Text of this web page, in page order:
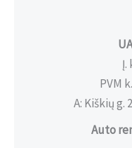
Į.
PVM
A: Kiškių g.
Auto